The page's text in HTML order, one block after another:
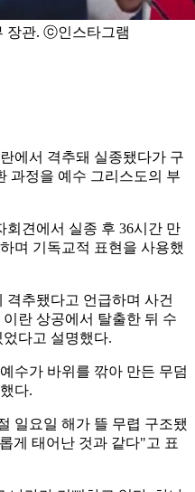
장관. ⓒ인스타그램
에서 격추돼 실종됐다가 구
과정을 예수 그리스도의 부
회견에서 실종 후 36시간 만
며 기독교적 표현을 사용했
격추됐다고 언급하며 사건
란 상공에서 탈출한 뒤 수
다고 설명했다.
수가 바위를 깎아 만든 무덤
다.
일요일 해가 뜰 무렵 구조됐
게 태어난 것과 같다"고 표